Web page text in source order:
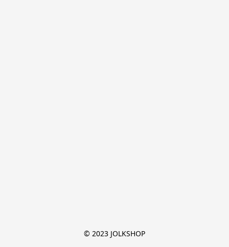
© 2023 JOLKSHOP